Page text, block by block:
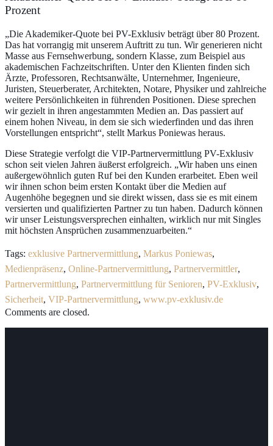
Prozent
„Die Akademiker-Quote bei PV-Exklusiv beträgt über 80 Prozent.
Das hat vorrangig mit unserem Auftritt zu tun. Wir generieren nicht
Masse aus Fernsehwerbung, sondern Klasse, zum Beispiel aus
akademischen Fachzeitschriften. Unter den Klienten finden sich
Ärzte, Professoren, Rechtsanwälte, Unternehmer, Ingenieure,
Juristen, Steuerberater, Architekten, Notare, Physiker und zahlreiche
weitere Persönlichkeiten in führenden Positionen. Diese sprechen
wir gezielt in ihren angestammten Medien an. Das passiert auf
einem hohen Niveau, in dem sie sich wiederfinden und das ihren
Vorstellungen entspricht“, stellt Markus Poniewas heraus.
Diese Strategie verfolgt die VIP-Partnervermittlung PV-Exklusiv
schon seit vielen Jahren äußerst erfolgreich. „Wir haben uns einen
außergewöhnlich guten Ruf bei den Kunden erarbeitet. Eben weil
wir ihnen schon beim ersten Kontakt über die Medien auf
Augenhöhe begegnen und sie direkt wissen, dass sie es mit einem
versierten und qualifizierten Partner zu tun haben. Dadurch können
wir unser Leistungsversprechen einhalten, wirklich nur mit Singles
mit höchsten Ansprüchen zusammenzuarbeiten.“
Tags: exklusive Partnervermittlung, Markus Poniewas,
Medienpräsenz, Online-Partnervermittlung, Partnervermittler,
Partnervermittlung, Partnervermittlung für Senioren, PV-Exklusiv,
Sicherheit, VIP-Partnervermittlung, www.pv-exklusiv.de
Comments are closed.